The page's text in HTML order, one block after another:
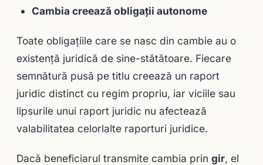
Cambia creează obligaţii autonome
Toate obligaţiile care se nasc din cambie au o
existenţă juridică de sine-stătătoare. Fiecare
semnătură pusă pe titlu creează un raport
juridic distinct cu regim propriu, iar viciile sau
lipsurile unui raport juridic nu afectează
valabilitatea celorlalte raporturi juridice.
Dacă beneficiarul transmite cambia prin gir, el